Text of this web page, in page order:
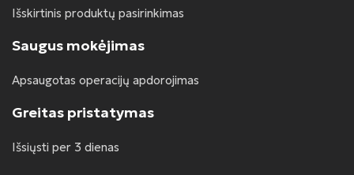
Išskirtinis produktų pasirinkimas
Saugus mokėjimas
Apsaugotas operacijų apdorojimas
Greitas pristatymas
Išsiųsti per 3 dienas